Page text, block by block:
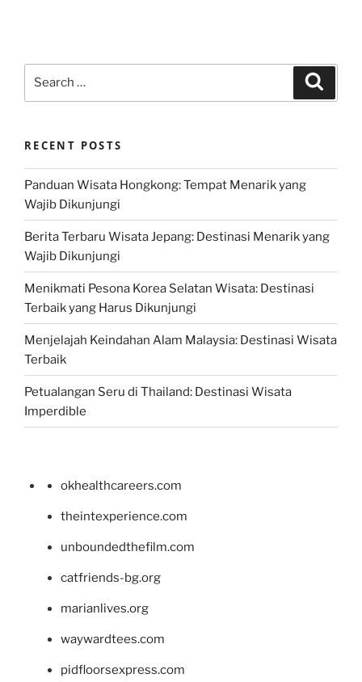
RECENT POSTS
Panduan Wisata Hongkong: Tempat Menarik yang
Wajib Dikunjungi
Berita Terbaru Wisata Jepang: Destinasi Menarik yang
Wajib Dikunjungi
Menikmati Pesona Korea Selatan Wisata: Destinasi
Terbaik yang Harus Dikunjungi
Menjelajah Keindahan Alam Malaysia: Destinasi Wisata
Terbaik
Petualangan Seru di Thailand: Destinasi Wisata
Imperdible
okhealthcareers.com
theintexperience.com
unboundedthefilm.com
catfriends-bg.org
marianlives.org
waywardtees.com
pidfloorsexpress.com